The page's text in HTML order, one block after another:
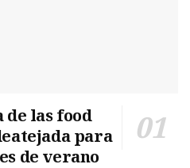
las food
para
de verano